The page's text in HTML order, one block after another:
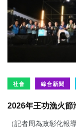
社會 綜合新聞
2026年王功漁火節
（記者周為政彰化報